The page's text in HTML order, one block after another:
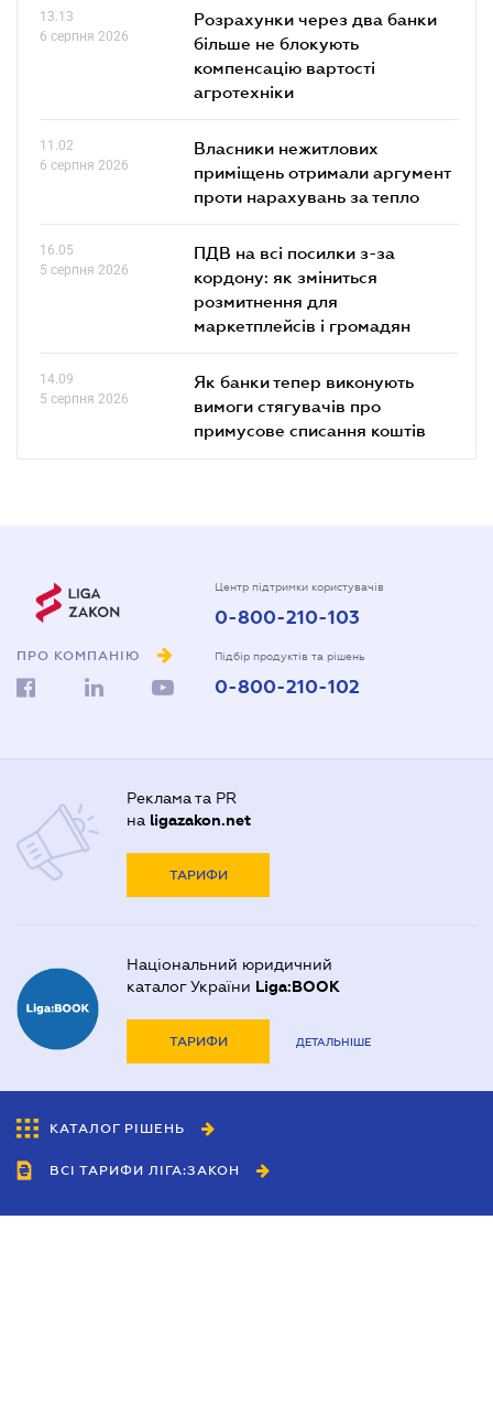
13.13
6 серпня 2026
Розрахунки через два банки
більше не блокують
компенсацію вартості
агротехніки
11.02
6 серпня 2026
Власники нежитлових
приміщень отримали аргумент
проти нарахувань за тепло
16.05
5 серпня 2026
ПДВ на всі посилки з-за
кордону: як зміниться
розмитнення для
маркетплейсів і громадян
14.09
5 серпня 2026
Як банки тепер виконують
вимоги стягувачів про
примусове списання коштів
ПРО КОМПАНІЮ
Центр підтримки користувачів
0-800-210-103
Підбір продуктів та рішень
0-800-210-102
Реклама та PR
на ligazakon.net
ТАРИФИ
Національний юридичний
каталог України Liga:BOOK
ТАРИФИ ДЕТАЛЬНІШЕ
КАТАЛОГ РІШЕНЬ
ВСІ ТАРИФИ ЛІГА:ЗАКОН